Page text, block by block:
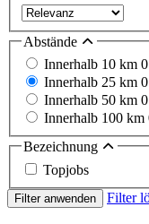
Abstände
Innerhalb 10 km 0
Innerhalb 25 km 0
Innerhalb 50 km 0
Innerhalb 100 km
Bezeichnung
Topjobs
Filter anwenden Filter